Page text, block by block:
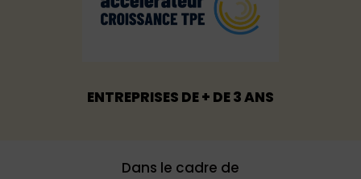
ENTREPRISES DE + DE 3 ANS
Dans le cadre de